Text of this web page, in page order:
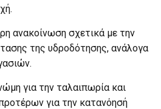
ανακοίνωση σχετικά με την
της υδροδότησης, ανάλογα
για την ταλαιπωρία και
για την κατανόησή